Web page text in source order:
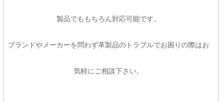
製品でももちろん対応可能です。
ブランドやメーカーを問わず革製品のトラブルでお困りの際はお
気軽にご相談下さい。